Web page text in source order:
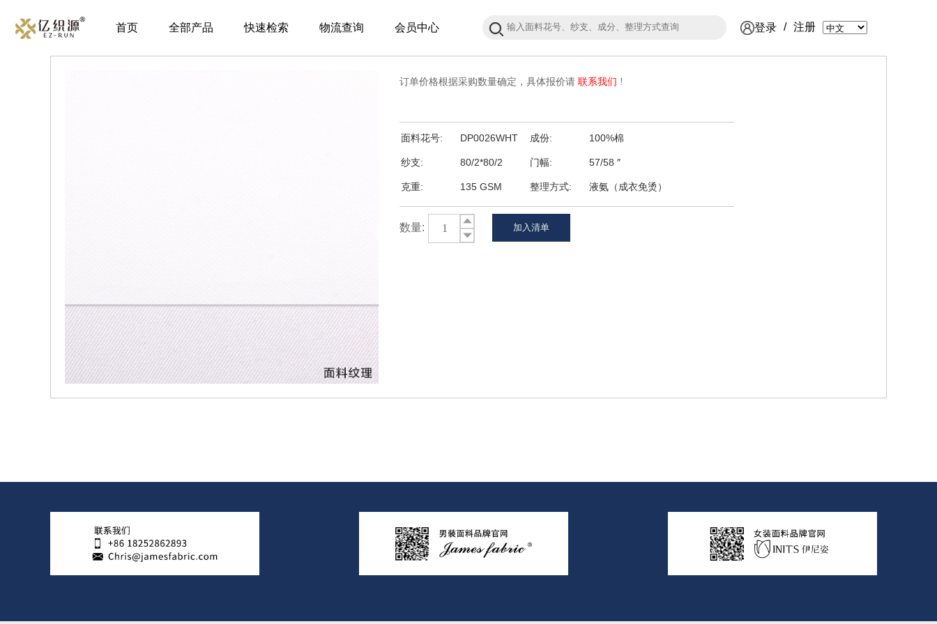
登录 / 注册
首页 全部产品 快速检索 物流查询 会员中心
订单价格根据采购数量确定，具体报价请 联系我们 !
面料花号: DP0026WHT 成份: 100%棉
纱支: 80/2*80/2 门幅: 57/58 ″
克重: 135 GSM 整理方式: 液氨（成衣免烫）
数量: